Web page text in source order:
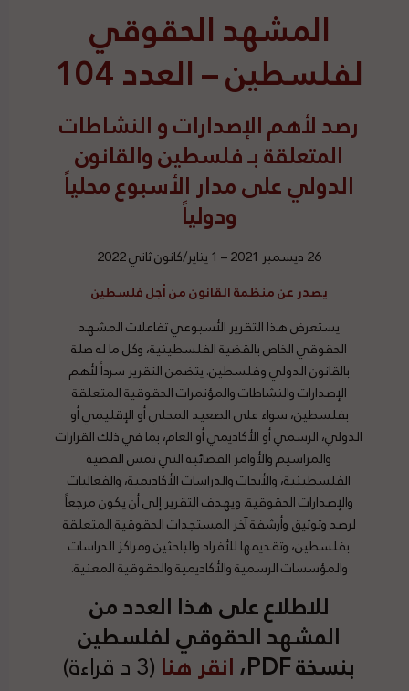
المشهد الحقوقي
لفلسطين – العدد 104
رصدلأهم الإصدارات و النشاطات
المتعلقة بـ فلسطين والقانون
الدولي على مدار الأسبوع محلياً
ودولياً
26 ديسمبر 2021 – 1 يناير/كانون ثاني 2022
يصدر عن منظمة القانون من أجل فلسطين
يستعرض هذا التقرير الأسبوعي تفاعلات المشهد
الحقوقي الخاص بالقضية الفلسطينية، وكل ما له صلة
بالقانون الدولي وفلسطين. يتضمن التقرير سرداً لأهم
الإصدارات والنشاطات والمؤتمرات الحقوقية المتعلقة
بفلسطين، سواء على الصعيد المحلي أو الإقليمي أو
الدولي، الرسمي أو الأكاديمي أو العام، بما في ذلك القرارات
والمراسيم والأوامر القضائية التي تمس القضية
الفلسطينية، والأبحاث والدراسات الأكاديمية، والفعاليات
والإصدارات الحقوقية. ويهدف التقرير إلى أن يكون مرجعاً
لرصد وتوثيق وأرشفة آخر المستجدات الحقوقية المتعلقة
بفلسطين، وتقديمها للأفراد والباحثين ومراكز الدراسات
والمؤسسات الرسمية والأكاديمية والحقوقية المعنية.
للاطلاع على هذا العدد من
المشهد الحقوقي لفلسطين
بنسخة PDF، انقر هنا (3 د قراءة)